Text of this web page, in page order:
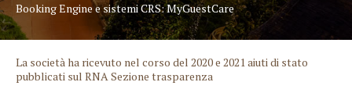
Booking Engine e sistemi CRS:MyGuestCare
La società ha ricevuto nel corso del 2020 e 2021 aiuti di stato
pubblicati sul RNA Sezione trasparenza